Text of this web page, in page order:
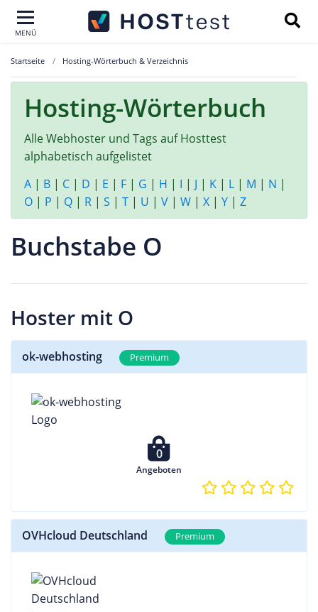
MENÜ
Startseite Hosting-Wörterbuch & Verzeichnis
Hosting-Wörterbuch
Alle Webhoster und Tags auf Hosttest
alphabetisch aufgelistet
A| B| C| D | E | F| G | H | I | J | K| L| M | N |
O| P | Q| R| S | T| U | V| W| X| Y| Z
Buchstabe O
Hoster mit O
ok-webhosting Premium
0
Angeboten
OVHcloud Deutschland Premium